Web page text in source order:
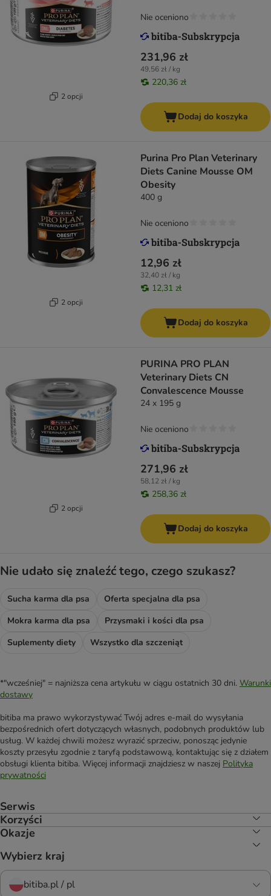
2 opcji
231,96 zł
49,56 zł / kg
220,36 zł
Nie oceniono
Dodaj do koszyka
2 opcji
Purina Pro Plan Veterinary
Diets Canine Mousse OM
Obesity
400 g
12,96 zł
32,40 zł / kg
12,31 zł
Nie oceniono
Dodaj do koszyka
2 opcji
PURINA PRO PLAN
Veterinary Diets CN
Convalescence Mousse
24 x 195 g
271,96 zł
58,12 zł / kg
258,36 zł
Nie oceniono
Dodaj do koszyka
Nie udało się znaleźć tego, czego szukasz?
Sucha karma dla psa
Oferta specjalna dla psa
Mokra karma dla psa
Przysmaki i kości dla psa
Suplementy diety
Wszystko dla szczeniąt
*"wcześniej" = najniższa cena artykułu w ciągu ostatnich 30 dni. Warunki
dostawy
bitiba ma prawo wykorzystywać Twój adres e-mail do wysyłania
bezpośrednich ofert dotyczących własnych, podobnych produktów lub
usług. W każdej chwili możesz wyrazić sprzeciw, ponosząc jedynie
koszty przesyłu zgodnie z taryfą podstawową, kontaktując się z działem
obsługi klienta bitiba. Więcej informacji znajdziesz w naszej Polityka
prywatności
Serwis
Korzyści
Okazje
Wybierz kraj
bitiba.pl / pl